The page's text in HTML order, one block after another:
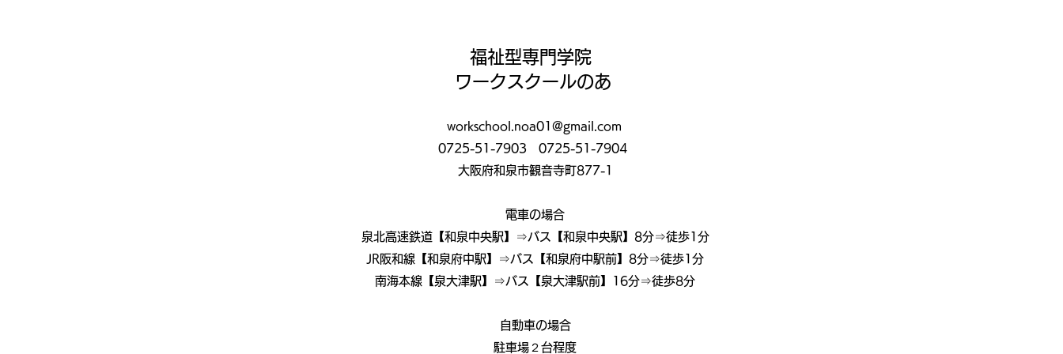
福祉型専門学院
ワークスクールのあ
workschool.noa01@gmail.com
0725-51-7903
0725-51-7904
大阪府和泉市観音寺町877-1
電車の場合
泉北高速鉄道【和泉中央駅】⇒バス【和泉中央駅】8分⇒徒歩1分
JR阪和線【和泉府中駅】⇒バス【和泉府中駅前】8分⇒徒歩1分
南海本線【泉大津駅】⇒バス【泉大津駅前】16分⇒徒歩8分
自動車の場合
駐車場２台程度